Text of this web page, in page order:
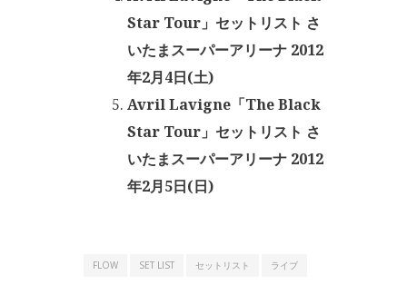
Star Tour」セットリスト さ
いたまスーパーアリーナ 2012
年2月4日(土)
Avril Lavigne「The Black
Star Tour」セットリスト さ
いたまスーパーアリーナ 2012
年2月5日(日)
FLOW SET LIST セットリスト ライブ